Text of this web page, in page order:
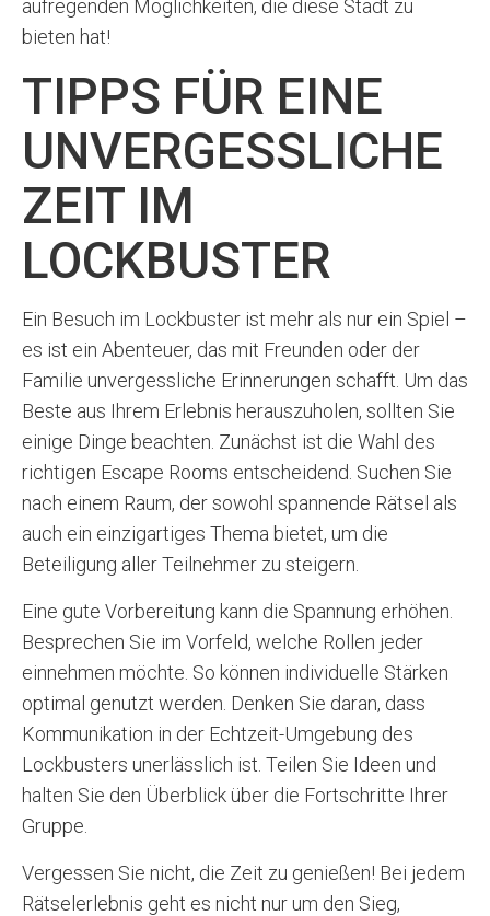
aufregenden Möglichkeiten, die diese Stadt zu
bieten hat!
TIPPS FÜR EINE
UNVERGESSLICHE
ZEIT IM
LOCKBUSTER
Ein Besuch im Lockbuster ist mehr als nur ein Spiel –
es ist ein Abenteuer, das mit Freunden oder der
Familie unvergessliche Erinnerungen schafft. Um das
Beste aus Ihrem Erlebnis herauszuholen, sollten Sie
einige Dinge beachten. Zunächst ist die Wahl des
richtigen Escape Rooms entscheidend. Suchen Sie
nach einem Raum, der sowohl spannende Rätsel als
auch ein einzigartiges Thema bietet, um die
Beteiligung aller Teilnehmer zu steigern.
Eine gute Vorbereitung kann die Spannung erhöhen.
Besprechen Sie im Vorfeld, welche Rollen jeder
einnehmen möchte. So können individuelle Stärken
optimal genutzt werden. Denken Sie daran, dass
Kommunikation in der Echtzeit-Umgebung des
Lockbusters unerlässlich ist. Teilen Sie Ideen und
halten Sie den Überblick über die Fortschritte Ihrer
Gruppe.
Vergessen Sie nicht, die Zeit zu genießen! Bei jedem
Rätselerlebnis geht es nicht nur um den Sieg,